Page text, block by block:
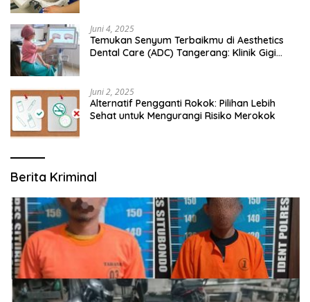
Juni 4, 2025
Temukan Senyum Terbaikmu di Aesthetics
Dental Care (ADC) Tangerang: Klinik Gigi
Juni 2, 2025
Alternatif Pengganti Rokok: Pilihan Lebih
Sehat untuk Mengurangi Risiko Merokok
Berita Kriminal